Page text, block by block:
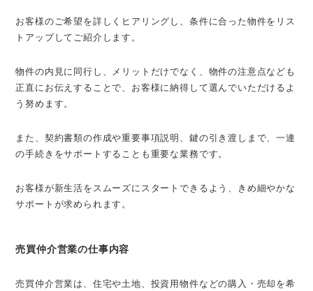
お客様のご希望を詳しくヒアリングし、条件に合った物件をリス
トアップしてご紹介します。
物件の内見に同行し、メリットだけでなく、物件の注意点なども
正直にお伝えすることで、お客様に納得して選んでいただけるよ
う努めます。
また、契約書類の作成や重要事項説明、鍵の引き渡しまで、一連
の手続きをサポートすることも重要な業務です。
お客様が新生活をスムーズにスタートできるよう、きめ細やかな
サポートが求められます。
売買仲介営業の仕事内容
売買仲介営業は、住宅や土地、投資用物件などの購入・売却を希